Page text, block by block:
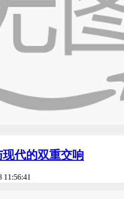
代的双重交响
11:56:41